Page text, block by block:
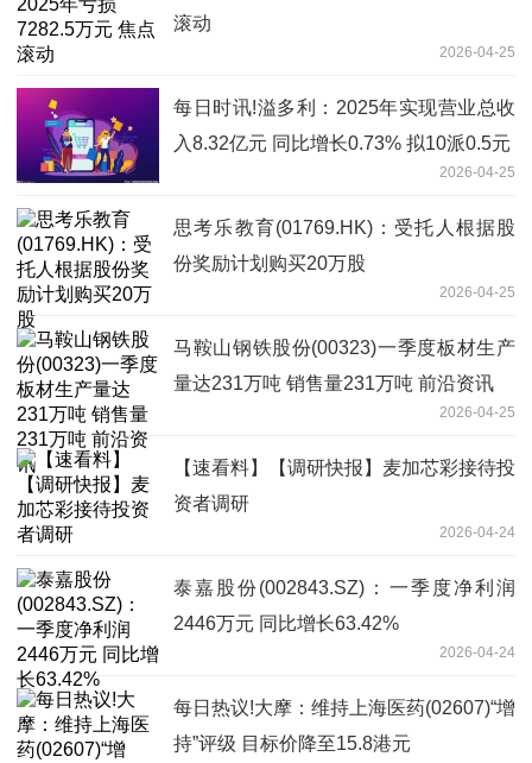
滚动
2026-04-25
每日时讯!溢多利：2025年实现营业总收
入8.32亿元 同比增长0.73% 拟10派0.5元
2026-04-25
思考乐教育(01769.HK)：受托人根据股
份奖励计划购买20万股
2026-04-25
马鞍山钢铁股份(00323)一季度板材生产
量达231万吨 销售量231万吨 前沿资讯
2026-04-25
【速看料】【调研快报】麦加芯彩接待投
资者调研
2026-04-24
泰嘉股份(002843.SZ)：一季度净利润
2446万元 同比增长63.42%
2026-04-24
每日热议!大摩：维持上海医药(02607)“增
持”评级 目标价降至15.8港元